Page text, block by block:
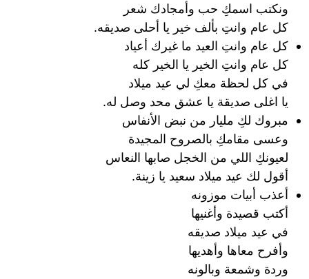
ونكتب اسمكِ حب وأمجادك شعر
كل عام وانتِ بألف خير يا أحلى صديقه.
كل عام وانتِ العيد ما غيرك أعياد
كل عام وانتِ الخير يا الخير كله
في كل لحظة معكِ لي عيد ميلاد
يا اغلى صديقة يا عشق محد وصل له.
مبروك لكِ مليار من نبض الأنفاس
وعسى مقامكِ بالصروح المجيدة
لعيونكِ اللي من الخجل صابها النعاس
أقول لك عيد ميلاد سعيد يا زينة.
أعذب أبيات موزونه
أكتب قصيدة وأغنيها
في عيد ميلاد صديقه
وأفرح معاها وأهديها
وردة وشمعة وبالونه